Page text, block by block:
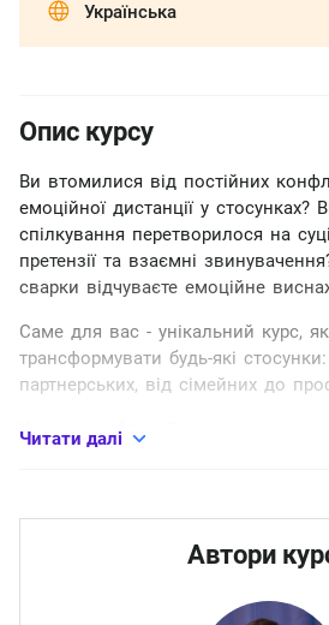
Українська
Опис курсу
Ви втомилися від постійних
емоційної дистанції у стосунках?
спілкування перетворилося на
претензії та взаємні
сварки відчуваєте емоційне
Саме для вас - унікальний курс,
трансформувати будь-які
партнерських, від сімейних до
Курс розроблений практикуючими
Унікальність курсу в практичному
Покрокова методика
Читати далі
Автори